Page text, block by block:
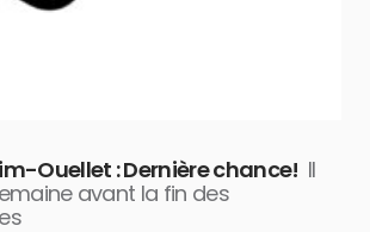
Ouellet : Dernière chance! Il
avant la fin des